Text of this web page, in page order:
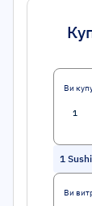
Ви
1 Sushi
Ви